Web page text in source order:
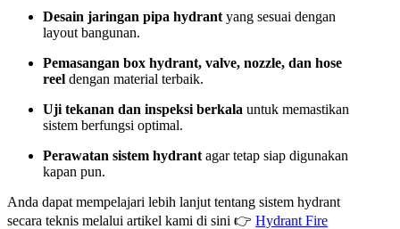
Desain jaringan pipa hydrant yang sesuai dengan
layout bangunan.
Pemasangan box hydrant, valve, nozzle, dan hose
reel dengan material terbaik.
Uji tekanan dan inspeksi berkala untuk memastikan
sistem berfungsi optimal.
Perawatan sistem hydrant agar tetap siap digunakan
kapan pun.
Anda dapat mempelajari lebih lanjut tentang sistem hydrant
secara teknis melalui artikel kami di sini 👉 Hydrant Fire